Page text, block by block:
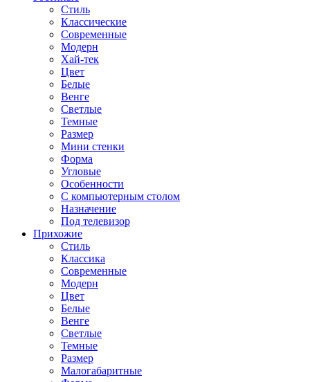
Стиль
Классические
Современные
Модерн
Хай-тек
Цвет
Белые
Венге
Светлые
Темные
Размер
Мини стенки
Форма
Угловые
Особенности
С компьютерным столом
Назначение
Под телевизор
Прихожие
Стиль
Классика
Современные
Модерн
Цвет
Белые
Венге
Светлые
Темные
Размер
Малогабаритные